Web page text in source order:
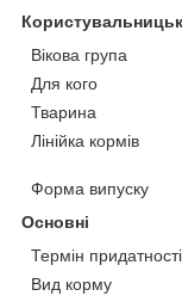
Вікова група
Для кого
Тварина
Лінійка кормів
Форма випуску
Основні
Термін придатності
Вид корму